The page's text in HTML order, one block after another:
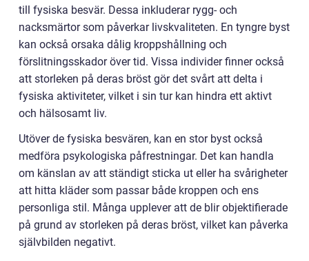
till fysiska besvär. Dessa inkluderar rygg- och
nacksmärtor som påverkar livskvaliteten. En tyngre byst
kan också orsaka dålig kroppshållning och
förslitningsskador över tid. Vissa individer finner också
att storleken på deras bröst gör det svårt att delta i
fysiska aktiviteter, vilket i sin tur kan hindra ett aktivt
och hälsosamt liv.
Utöver de fysiska besvären, kan en stor byst också
medföra psykologiska påfrestningar. Det kan handla
om känslan av att ständigt sticka ut eller ha svårigheter
att hitta kläder som passar både kroppen och ens
personliga stil. Många upplever att de blir objektifierade
på grund av storleken på deras bröst, vilket kan påverka
självbilden negativt.